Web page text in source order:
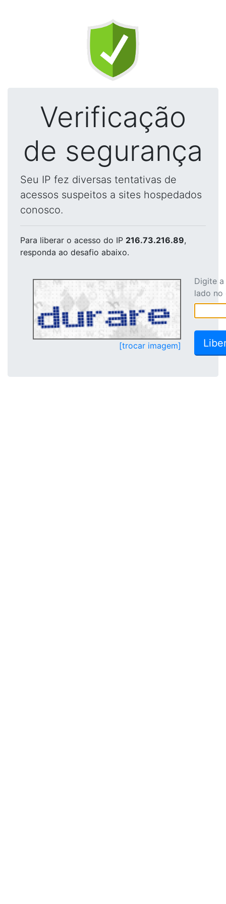
Verificação
de segurança
Seu IP fez diversas tentativas de
acessos suspeitos a sites hospedados
conosco.
Para liberar o acesso do IP 216.73.216.89,
responda ao desafio abaixo.
[trocar imagem]
Digite
lado no